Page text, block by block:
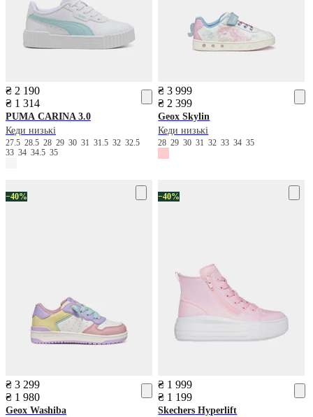
₴ 2 190
₴ 1 314
PUMA CARINA 3.0
Кеди низькі
27.5 28.5 28 29 30 31 31.5 32 32.5
33 34 34.5 35
₴ 3 999
₴ 2 399
Geox Skylin
Кеди низькі
2829303132333435
−40%
₴ 3 299
₴ 1 980
Geox Washiba
−40%
₴ 1 999
₴ 1 199
Skechers Hyperlift